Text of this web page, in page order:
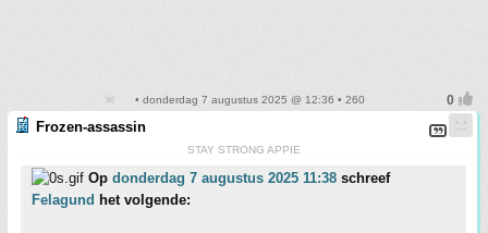
• donderdag 7 augustus 2025 @ 12:36 • 260
Frozen-assassin
STAY STRONG APPIE
Op donderdag 7 augustus 2025 11:38 schreef
Felagund het volgende: